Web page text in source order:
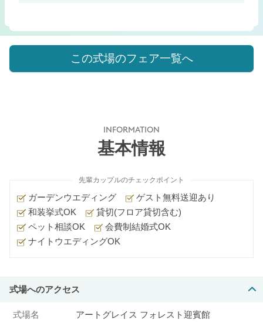
この式場のフェア一覧へ
INFORMATION
基本情報
先輩カップルのチェックポイント
ガーデンウエディング
ゲスト無料送迎あり
和装挙式OK
貸切(フロア貸切含む)
ペット相談OK
会費制結婚式OK
ナイトウエディングOK
式場へのアクセス
式場名 アートグレイス フォレスト迎賓館